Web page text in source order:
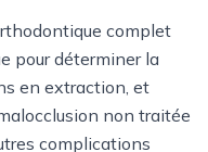
complet
pour déterminer la
en extraction, et
non traitée
complications